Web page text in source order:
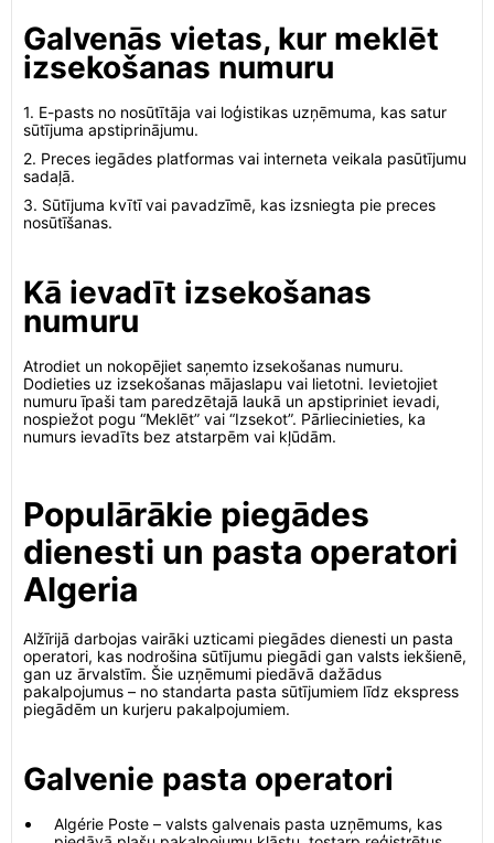
Galvenās vietas, kur meklēt
izsekošanas numuru
1. E-pasts no nosūtītāja vai loģistikas uzņēmuma, kas satur
sūtījuma apstiprinājumu.
2. Preces iegādes platformas vai interneta veikala pasūtījumu
sadaļā.
3. Sūtījuma kvītī vai pavadzīmē, kas izsniegta pie preces
nosūtīšanas.
Kā ievadīt izsekošanas
numuru
Atrodiet un nokopējiet saņemto izsekošanas numuru.
Dodieties uz izsekošanas mājaslapu vai lietotni. Ievietojiet
numuru īpaši tam paredzētajā laukā un apstipriniet ievadi,
nospiežot pogu “Meklēt” vai “Izsekot”. Pārliecinieties, ka
numurs ievadīts bez atstarpēm vai kļūdām.
Populārākie piegādes
dienesti un pasta operatori
Algeria
Alžīrijā darbojas vairāki uzticami piegādes dienesti un pasta
operatori, kas nodrošina sūtījumu piegādi gan valsts iekšienē,
gan uz ārvalstīm. Šie uzņēmumi piedāvā dažādus
pakalpojumus – no standarta pasta sūtījumiem līdz ekspress
piegādēm un kurjeru pakalpojumiem.
Galvenie pasta operatori
Algérie Poste – valsts galvenais pasta uzņēmums, kas